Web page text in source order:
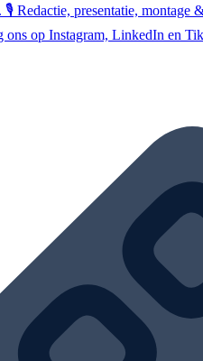
🎙️ Redactie, presentatie,
op Instagram, LinkedIn en